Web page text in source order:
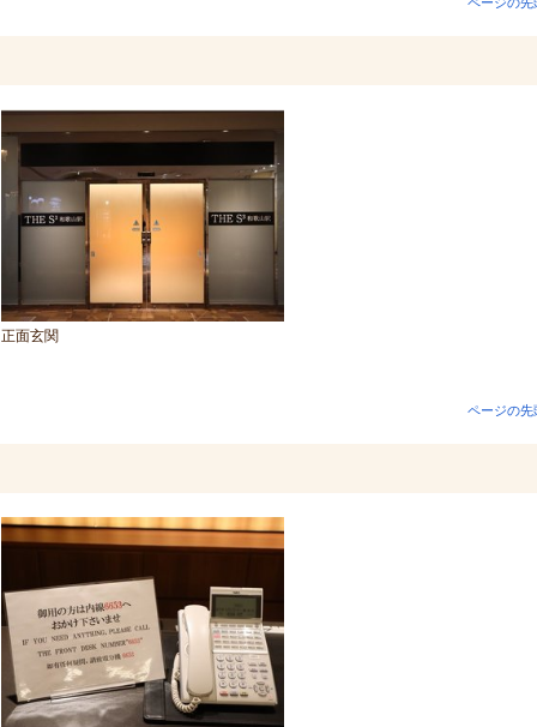
正面玄関
ページの先